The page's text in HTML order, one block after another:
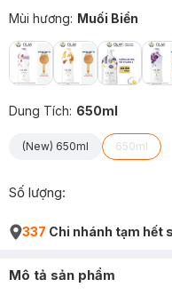
Mùi hương: Muối Biển
Dung Tích: 650ml
(New) 650ml 650ml
Số lượng:
337 Chi nhánh tạm hết
Mô tả sản phẩm